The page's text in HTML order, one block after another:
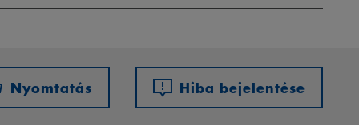
Nyomtatás Hiba bejelentése